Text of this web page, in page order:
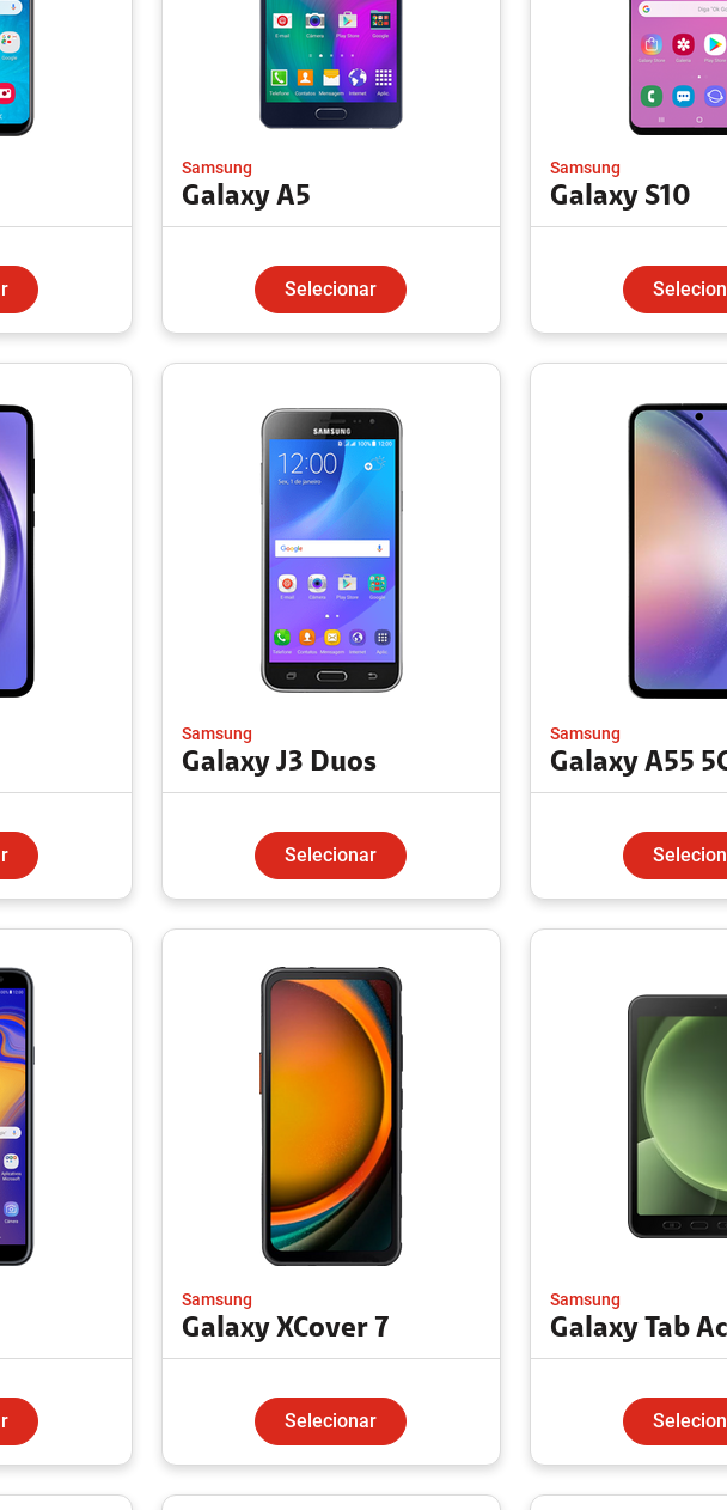
Samsung
Galaxy A5
Selecionar
Samsung
Galaxy S10
Samsung
Galaxy J3 Duos
Selecionar
Samsung
Galaxy A55
Samsung
Galaxy XCover 7
Selecionar
Samsung
Galaxy Tab